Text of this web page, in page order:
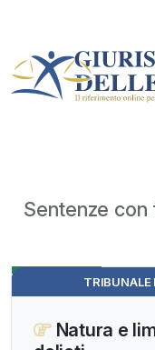
Sentenze con
TRIBUNALE
Natura e